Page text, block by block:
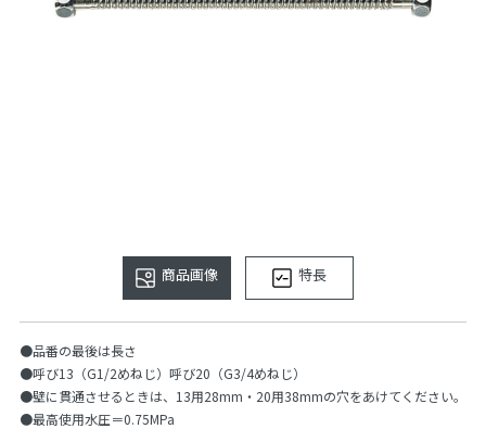
商品画像 特長
●品番の最後は長さ
●呼び13（G1/2めねじ）呼び20（G3/4めねじ）
●壁に貫通させるときは、13用28mm・20用38mmの穴をあけてください。
●最高使用水圧＝0.75MPa